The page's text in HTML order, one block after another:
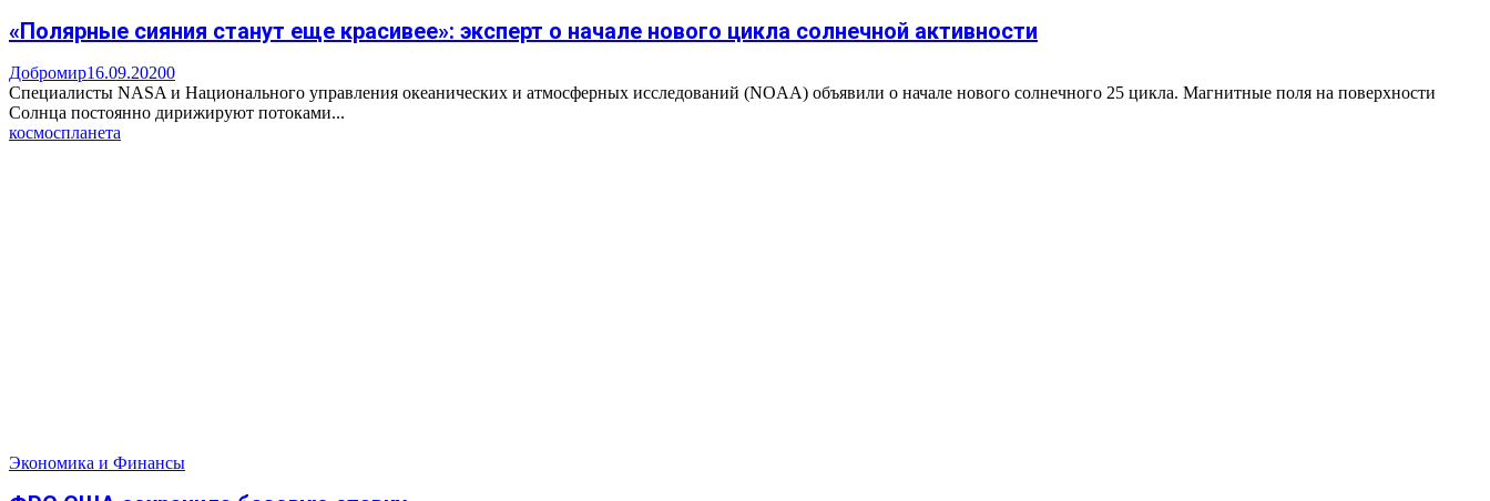
«Полярные сияния станут еще красивее»: эксперт о начале нового цикла солнечной активности
Добромир16.09.20200
Специалисты NASA и Национального управления океанических и атмосферных исследований (NOAA) объявили о начале нового солнечного 25 цикла. Магнитные поля на поверхности
Солнца постоянно дирижируют потоками...
космоспланета
Экономика и Финансы